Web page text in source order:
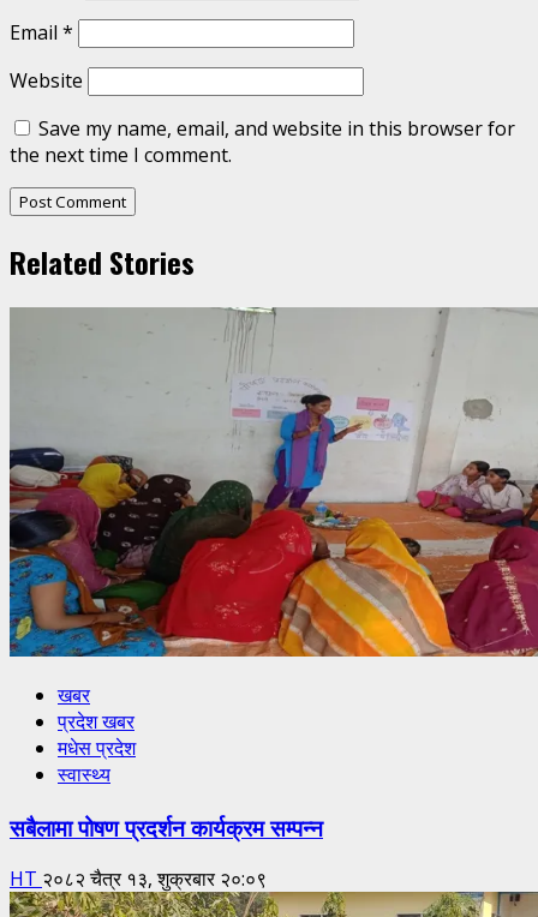
Email *
Website
Save my name, email, and website in this browser for
the next time I comment.
Related Stories
खबर
प्रदेश खबर
मधेस प्रदेश
स्वास्थ्य
सबैलामा पोषण प्रदर्शन कार्यक्रम सम्पन्न
HT २०८२ चैत्र १३, शुक्रबार २०:०९